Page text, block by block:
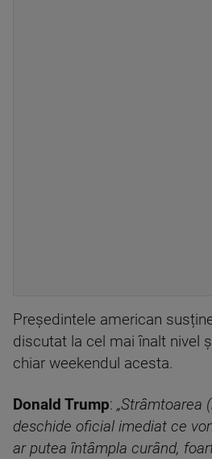
Președintele american
discutat la cel mai înalt nivel
chiar weekendul acesta.
Donald Trump: „Strâmtoarea
deschide oficial imediat ce
ar putea întâmpla curând,